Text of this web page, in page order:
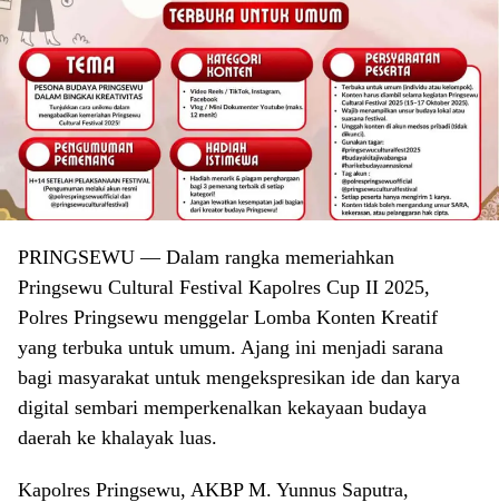
PRINGSEWU — Dalam rangka memeriahkan
Pringsewu Cultural Festival Kapolres Cup II 2025,
Polres Pringsewu menggelar Lomba Konten Kreatif
yang terbuka untuk umum. Ajang ini menjadi sarana
bagi masyarakat untuk mengekspresikan ide dan karya
digital sembari memperkenalkan kekayaan budaya
daerah ke khalayak luas.
Kapolres Pringsewu, AKBP M. Yunnus Saputra,